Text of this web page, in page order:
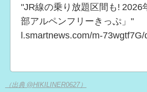
"JR線の乗り放題区間も! 2026
部アルペンフリーきっぷ」"
l.smartnews.com/m-
（出典 @HIKILINER0627）